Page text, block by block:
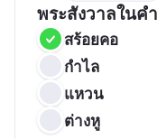
พระสังวาลในค
สร้อยคอ
กำไล
แหวน
ต่างหู